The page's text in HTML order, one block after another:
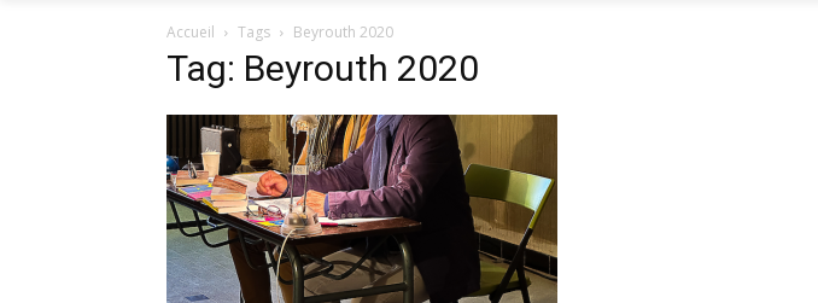
Accueil Tags Beyrouth 2020
Tag: Beyrouth 2020